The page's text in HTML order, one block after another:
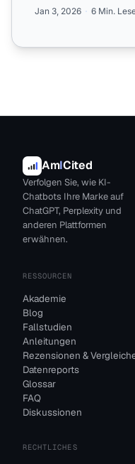
Jan 3, 2026 6 Min.
AmICited
Verfolgen Sie, wie KI-
Chatbots Ihre Marke auf
ChatGPT, Perplexity und
anderen Plattformen
erwähnen.
RESSOURCEN
Akademie
Blog
Fallstudien
Anleitungen
Rezensionen &
Datenreports
Glossar
FAQ
Diskussionen
RECHTLICHES